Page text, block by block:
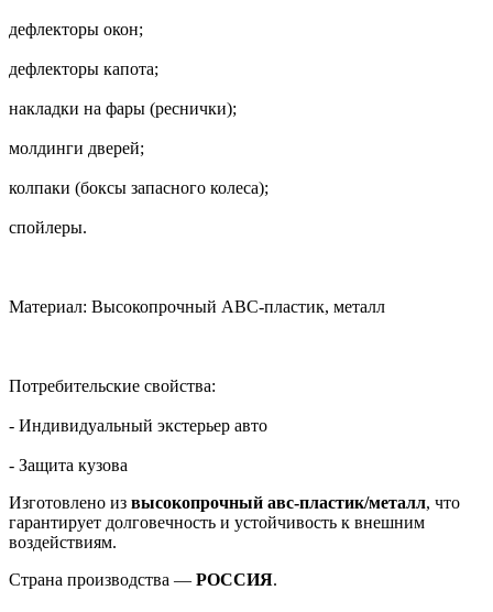
дефлекторы окон;
дефлекторы капота;
накладки на фары (реснички);
молдинги дверей;
колпаки (боксы запасного колеса);
спойлеры.
Материал: Высокопрочный АВС-пластик, металл
Потребительские свойства:
- Индивидуальный экстерьер авто
- Защита кузова
Изготовлено из высокопрочный авс-пластик/металл, что
гарантирует долговечность и устойчивость к внешним
воздействиям.
Страна производства — РОССИЯ.